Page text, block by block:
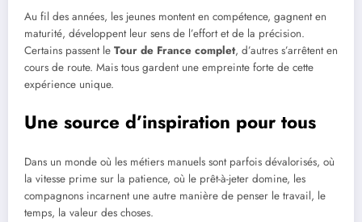
Au fil des années, les jeunes montent en compétence, gagnent en
maturité, développent leur sens de l’effort et de la précision.
Certains passent le Tour de France complet, d’autres s’arrêtent en
cours de route. Mais tous gardent une empreinte forte de cette
expérience unique.
Une source d’inspiration pour tous
Dans un monde où les métiers manuels sont parfois dévalorisés, où
la vitesse prime sur la patience, où le prêt-à-jeter domine, les
compagnons incarnent une autre manière de penser le travail, le
temps, la valeur des choses.